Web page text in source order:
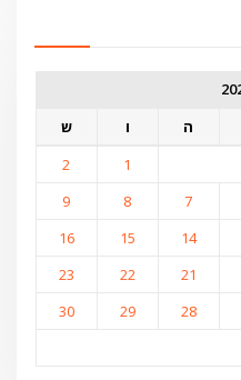
ה ו
ש
1
2
7
8
9
14
15
16
21
22
23
28
29
30